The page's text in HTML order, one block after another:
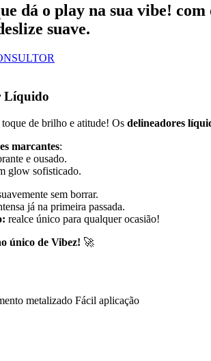
dá o play na sua vibe!
suave.
Líquido
de brilho e atitude! Os delineadores
marcantes:
e ousado.
glow sofisticado.
sem borrar.
já na primeira passada.
realce único para qualquer ocasião!
único de Vibez! 🚀
metalizado Fácil aplicação